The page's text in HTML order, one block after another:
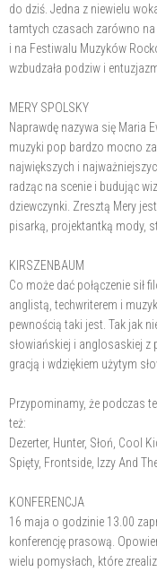
do dziś. Jedna z niewielu
tamtych czasach zarówno
i na Festiwalu Muzyków
wzbudzała podziw i
MERY SPOLSKY
Naprawdę nazywa się Maria
muzyki pop bardzo mocno
największych i
radząc na scenie i budując
dziewczynki. Zresztą Mery
pisarką, projektantką mody,
KIRSZENBAUM
Co może dać połączenie sił
anglistą, techwriterem i
pewnością taki jest. Tak jak
słowiańskiej i anglosaskiej
gracją i wdziękiem użytym
Przypominamy, że podczas
też:
Dezerter, Hunter, Słoń, Cool
Spięty, Frontside, Izzy And
KONFERENCJA
16 maja o godzinie 13.00
konferencję prasową.
wielu pomysłach, które